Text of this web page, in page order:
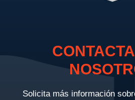
Solicita más información